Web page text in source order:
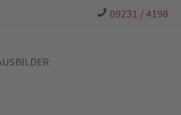
09231 / 4198